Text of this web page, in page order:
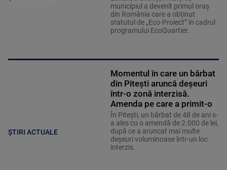
municipiul a devenit primul oraș
din România care a obținut
statutul de „Eco-Proiect” în cadrul
programului EcoQuartier.
ȘTIRI ACTUALE
Momentul în care un bărbat
din Pitești aruncă deșeuri
într-o zonă interzisă.
Amenda pe care a primit-o
În Pitești, un bărbat de 48 de ani s-
a ales cu o amendă de 2.000 de lei,
după ce a aruncat mai multe
deșeuri voluminoase într-un loc
interzis.